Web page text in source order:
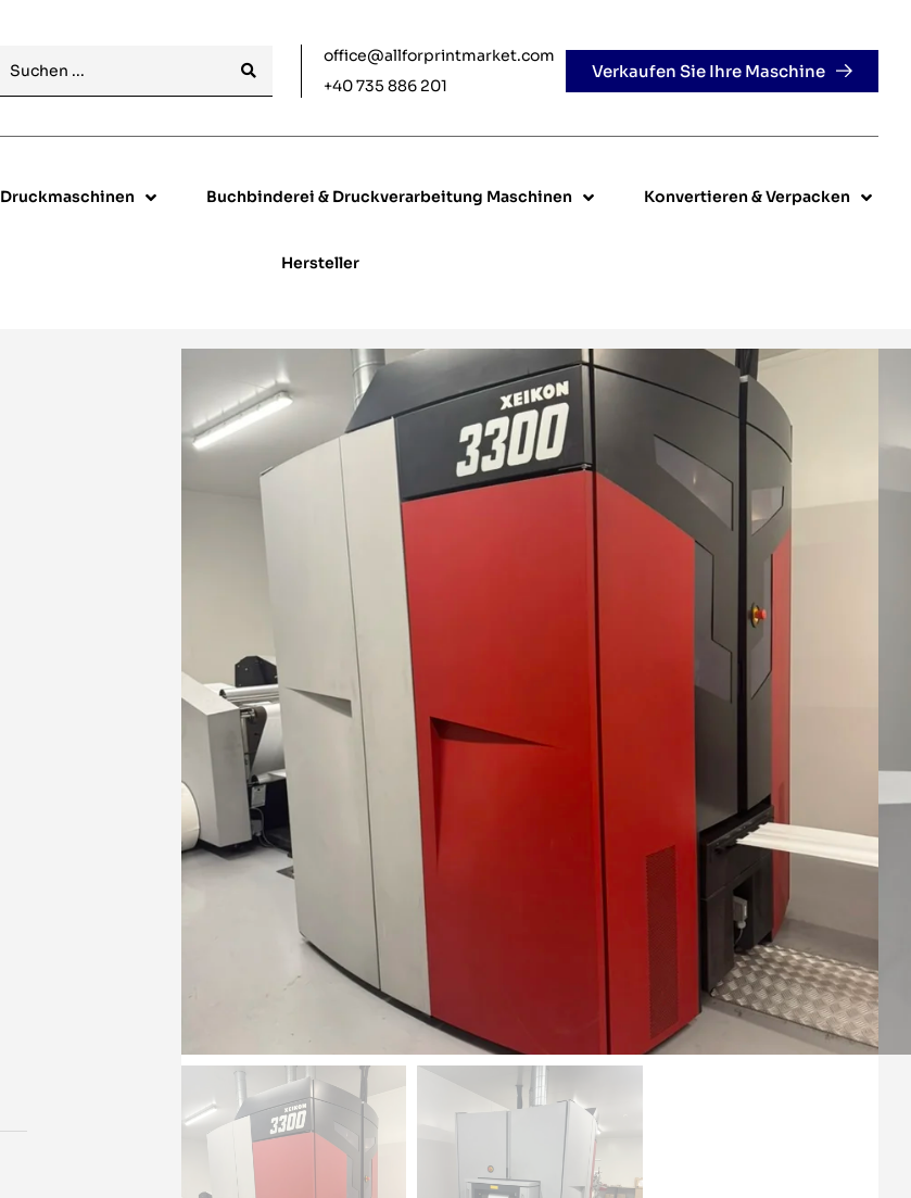
office@allforprintmarket.com
+40 735 886 201
Verkaufen Sie Ihre Maschine
Druckmaschinen Buchbinderei & Druckverarbeitung Maschinen Konvertieren & Verpacken
Hersteller